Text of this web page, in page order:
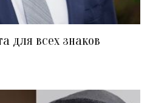
для всех знаков